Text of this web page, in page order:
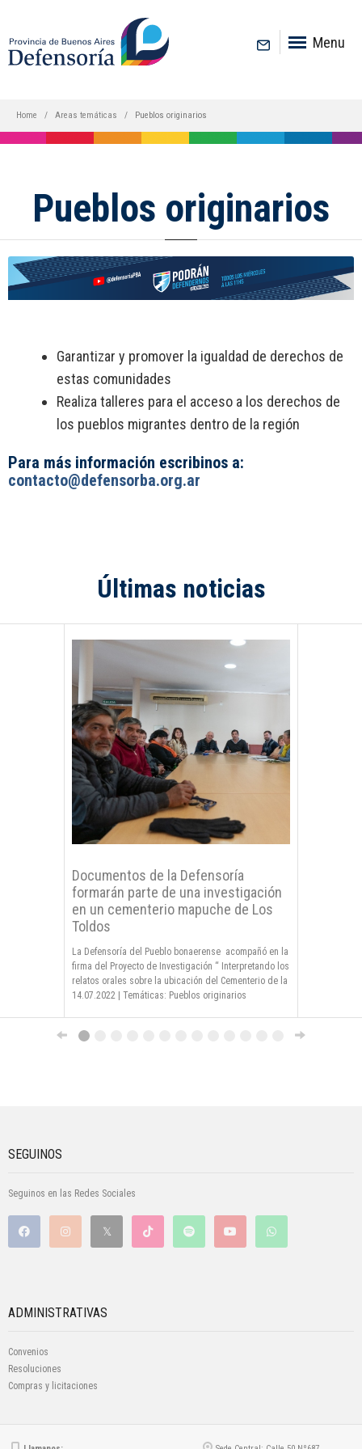
Menu
Home Areas temáticas Pueblos originarios
Pueblos originarios
Garantizar y promover la igualdad de derechos de
estas comunidades
Realiza talleres para el acceso a los derechos de
los pueblos migrantes dentro de la región
Para más información escribinos a:
contacto@defensorba.org.ar
Últimas noticias
Documentos de la Defensoría
formarán parte de una investigación
en un cementerio mapuche de Los
Toldos
La Defensoría del Pueblo bonaerense acompañó en la
firma del Proyecto de Investigación “ Interpretando los
relatos orales sobre la ubicación del Cementerio de la
laguna La Azotea”.
14.07.2022 | Temáticas: Pueblos originarios
SEGUINOS
Seguinos en las Redes Sociales
ADMINISTRATIVAS
Convenios
Resoluciones
Compras y licitaciones